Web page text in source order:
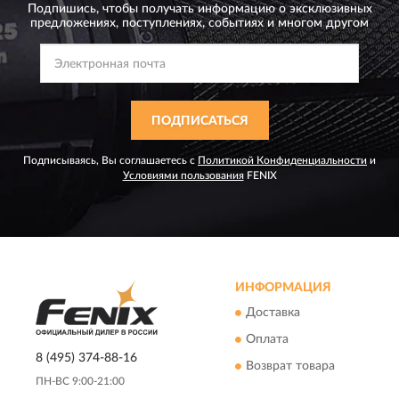
Подпишись, чтобы получать информацию о эксклюзивных
предложениях, поступлениях, событиях и многом другом
ПОДПИСАТЬСЯ
Подписываясь, Вы соглашаетесь с Политикой Конфиденциальности и
Условиями пользованияFENIX
8 (495) 374-88-16
ПН-ВС 9:00-21:00
ИНФОРМАЦИЯ
Доставка
Оплата
Возврат товара